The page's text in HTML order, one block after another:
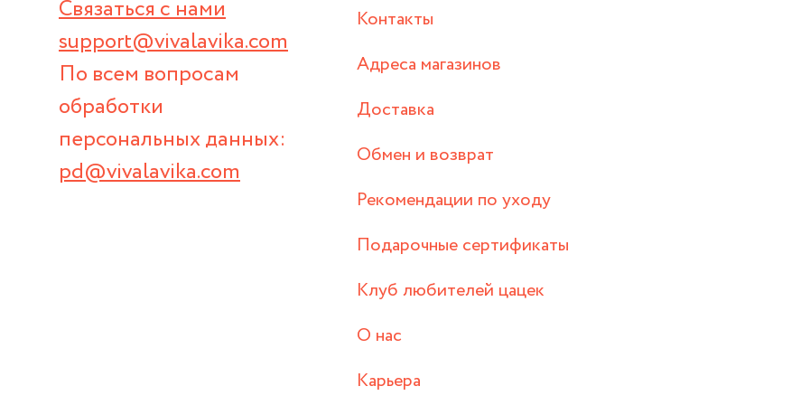
Связаться с нами
support@vivalavika.com
По всем вопросам
обработки
персональных данных:
pd@vivalavika.com
Контакты
Адреса магазинов
Доставка
Обмен и возврат
Рекомендации по уходу
Подарочные сертификаты
Клуб любителей цацек
О нас
Карьера